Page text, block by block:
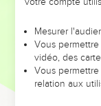
les Judéens et les
restera pour
Les habitants
Jérusalem, ceux
montagne et du
Mesurer
Vous
vidéo, des
Vous
relation aux